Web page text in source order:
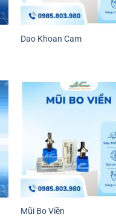
Dao Khoan Cam
Mũi Bo Viền